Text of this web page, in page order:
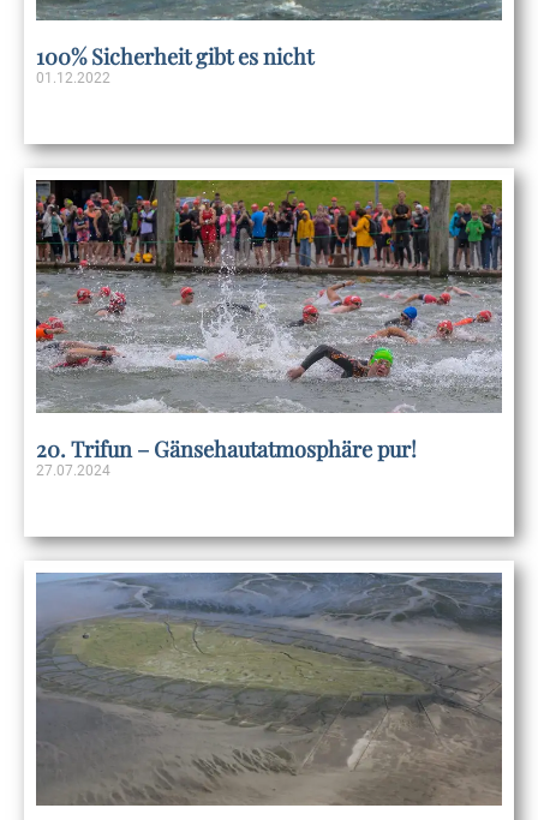
100% Sicherheit gibt es nicht
01.12.2022
20. Trifun – Gänsehautatmosphäre pur!
27.07.2024